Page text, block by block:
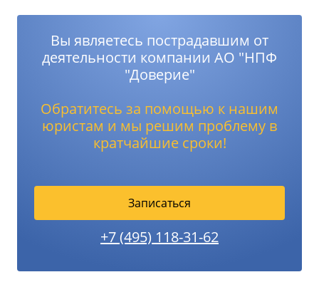
Вы являетесь пострадавшим от
деятельности компании АО "НПФ
"Доверие"
Обратитесь за помощью к нашим
юристам и мы решим проблему в
кратчайшие сроки!
Записаться
+7 (495) 118-31-62